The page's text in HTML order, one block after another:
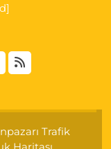
Trafik